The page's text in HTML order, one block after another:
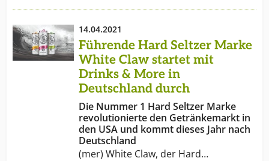
14.04.2021
Führende Hard Seltzer Marke
White Claw startet mit
Drinks & More in
Deutschland durch
Die Nummer 1 Hard Seltzer Marke
revolutionierte den Getränkemarkt in
den USA und kommt dieses Jahr nach
Deutschland
(mer) White Claw, der Hard…